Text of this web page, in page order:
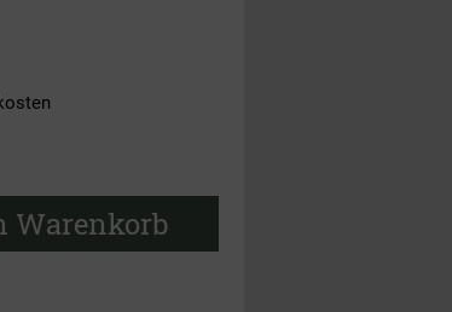
Warenkorb